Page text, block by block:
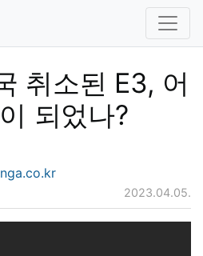
취소된 E3, 어
되었나?
2023.04.05.